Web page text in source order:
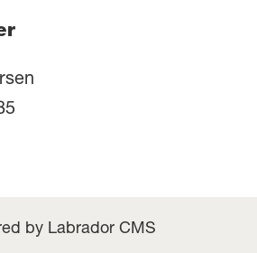
by Labrador CMS